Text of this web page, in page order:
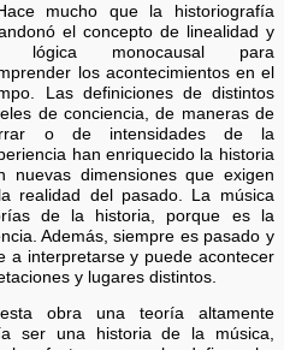
mucho que la historiografía
el concepto de linealidad y
lógica monocausal para
los acontecimientos en el
Las definiciones de distintos
de conciencia, de maneras de
o de intensidades de la
han enriquecido la historia
nuevas dimensiones que exigen
realidad del pasado. La música
de la historia, porque es la
Además, siempre es pasado y
a interpretarse y puede acontecer
y lugares distintos.
obra una teoría altamente
ser una historia de la música,